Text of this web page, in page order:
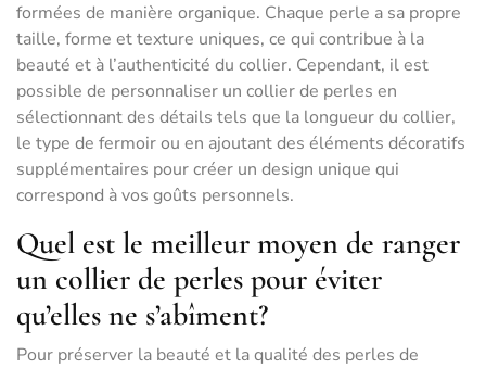
formées de manière organique. Chaque perle a sa propre
taille, forme et texture uniques, ce qui contribue à la
beauté et à l’authenticité du collier. Cependant, il est
possible de personnaliser un collier de perles en
sélectionnant des détails tels que la longueur du collier,
le type de fermoir ou en ajoutant des éléments décoratifs
supplémentaires pour créer un design unique qui
correspond à vos goûts personnels.
Quel est le meilleur moyen de ranger
un collier de perles pour éviter
qu’elles ne s’abîment?
Pour préserver la beauté et la qualité des perles de